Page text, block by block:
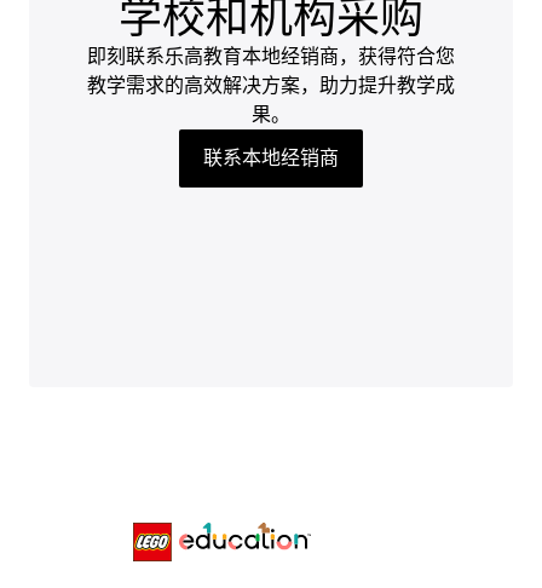
学校和机构采购
即刻联系乐高教育本地经销商，获得符合您
教学需求的高效解决方案，助力提升教学成
果。
联系本地经销商